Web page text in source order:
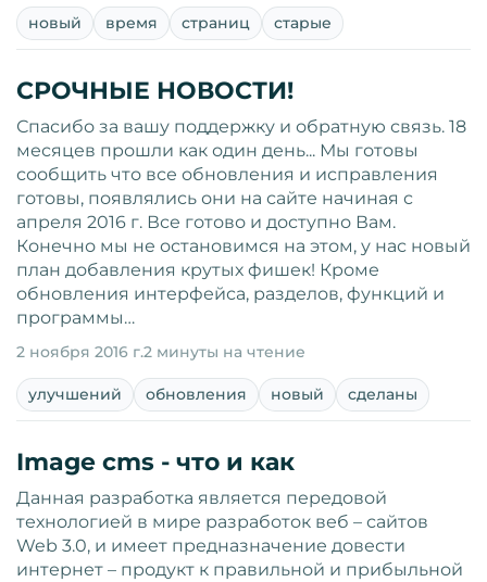
новый время страниц старые
СРОЧНЫЕ НОВОСТИ!
Спасибо за вашу поддержку и обратную связь. 18
месяцев прошли как один день... Мы готовы
сообщить что все обновления и исправления
готовы, появлялись они на сайте начиная с
апреля 2016 г. Все готово и доступно Вам.
Конечно мы не остановимся на этом, у нас новый
план добавления крутых фишек! Кроме
обновления интерфейса, разделов, функций и
программы…
2 ноября 2016 г.2 минуты на чтение
улучшений обновления новый сделаны
Image cms - что и как
Данная разработка является передовой
технологией в мире разработок веб – сайтов
Web 3.0, и имеет предназначение довести
интернет – продукт к правильной и прибыльной